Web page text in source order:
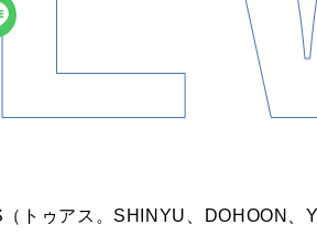
（トゥアス。SHINYU、 DOHOON、